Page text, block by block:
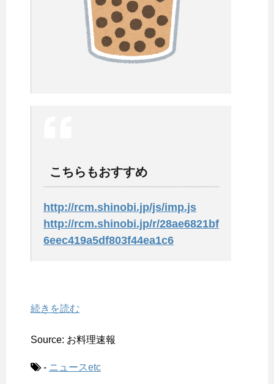
こちらもおすすめ
http://rcm.shinobi.jp/js/imp.js
http://rcm.shinobi.jp/r/28ae6821bf
6eec419a5df803f44ea1c6
続きを読む
Source: お料理速報
- ニュースetc